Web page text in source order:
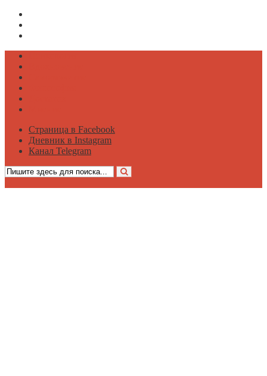
Страница в Facebook
Дневник в Instagram
Канал Telegram